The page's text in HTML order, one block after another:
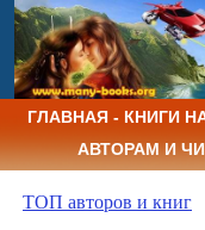
ГЛАВНАЯ - КНИГИ НА
АВТОРАМ И
ТОП авторов и книг